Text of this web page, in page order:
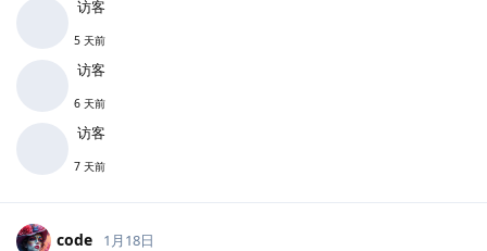
访客
5 天前
访客
6 天前
访客
7 天前
code 1月18日